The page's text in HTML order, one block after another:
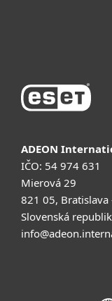
ADEON
IČO: 54 974 631
Mierová 29
821 05, Bratislava
Slovenská